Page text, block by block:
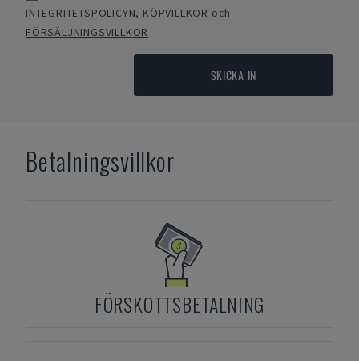
INTEGRITETSPOLICYN, KÖPVILLKOR och
FÖRSÄLJNINGSVILLKOR
SKICKA IN
Betalningsvillkor
FÖRSKOTTSBETALNING